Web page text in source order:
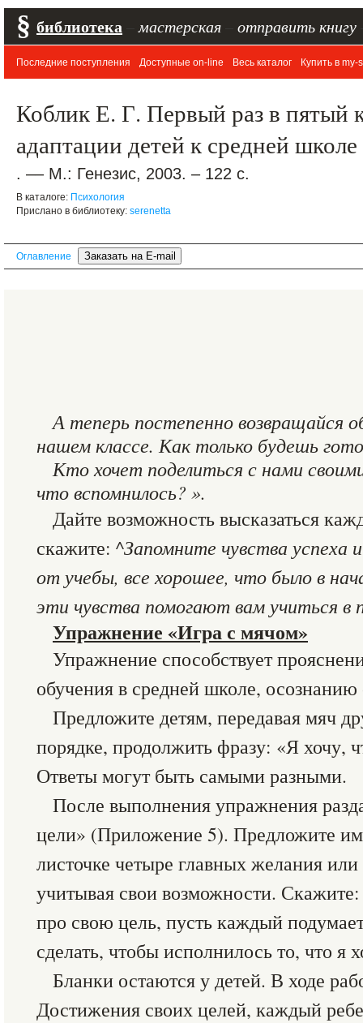
§ библиотека мастерская отправить книгу
Последние поступления Доступные on-line Весь каталог Купить в my-
Коблик Е. Г. Первый раз в пятый
адаптации детей к средней школе
. –– М.: Генезис, 2003. – 122 с.
В каталоге: Психология
Прислано в библиотеку: serenetta
Оглавление
А теперь постепенно возвращайся
нашем классе. Как только будешь
Кто хочет поделиться с нами
что вспомнилось? ».
Дайте возможность высказаться
скажите: ^Запомните чувства успеха
от учебы, все хорошее, что было в
эти чувства помогают вам учиться в
Упражнение «Игра с мячом»
Упражнение способствует
обучения в средней школе, осознанию
Предложите детям, передавая мяч
порядке, продолжить фразу: «Я хочу,
Ответы могут быть самыми разными.
После выполнения упражнения
цели» (Приложение 5). Предложите
листочке четыре главных желания
учитывая свои возможности.
про свою цель, пусть каждый
сделать, чтобы исполнилось то, что я
Бланки остаются у детей. В ходе
Достижения своих целей, каждый